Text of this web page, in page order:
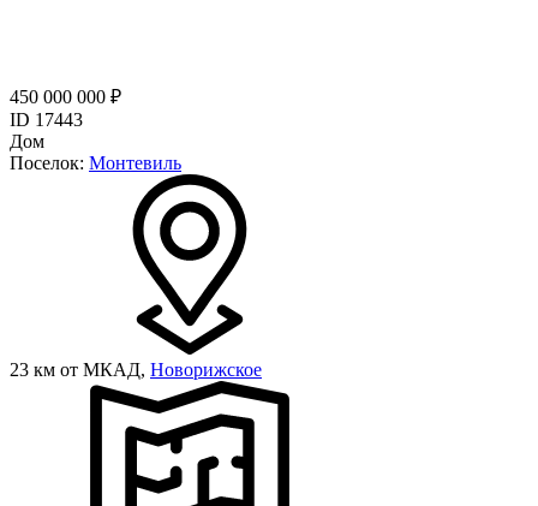
450 000 000 ₽
ID 17443
Дом
Поселок: Монтевиль
23 км от МКАД, Новорижское